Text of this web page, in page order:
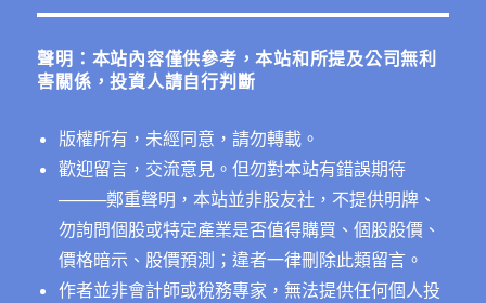
鍵
聲明：本站內容僅供參考，本站和所提及公司無利
害關係，投資人請自行判斷
版權所有，未經同意，請勿轉載。
歡迎留言，交流意見。但勿對本站有錯誤期待
────鄭重聲明，本站並非股友社，不提供明牌、
勿詢問個股或特定產業是否值得購買、個股股價、
價格暗示、股價預測；違者一律刪除此類留言。
作者並非會計師或稅務專家，無法提供任何個人投